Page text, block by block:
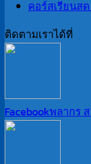
คอร์สเรียนสด
ติดตามเราได้ที่
Facebookพลากร